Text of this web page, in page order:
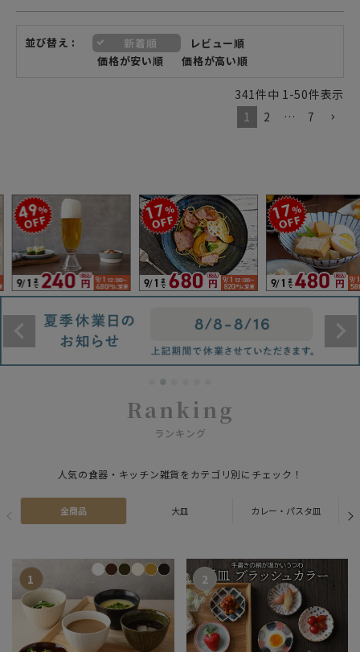
並び替え 新着順
レビュー順
価格が安い順
価格が高い順
341 件中 1 -50件表示
1
2 … 7
Ranking
ランキング
人気の食器・キッチン雑貨をカテゴリ別にチェック！
全商品 大皿 カレー・パスタ皿